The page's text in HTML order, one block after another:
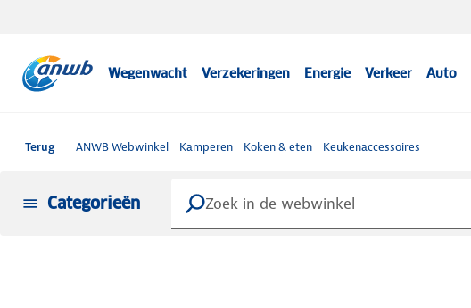
Wegenwacht Verzekeringen Energie Verkeer Auto
Terug ANWB Webwinkel Kamperen Koken & eten Keukenaccessoires
Categorieën